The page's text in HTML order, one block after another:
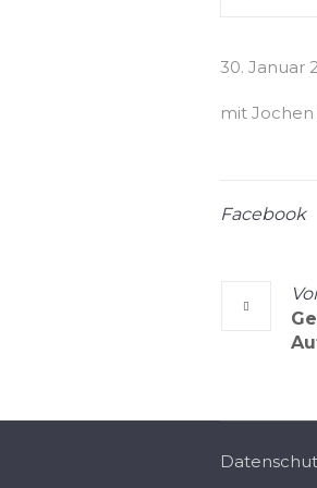
30. Januar
mit
Facebook